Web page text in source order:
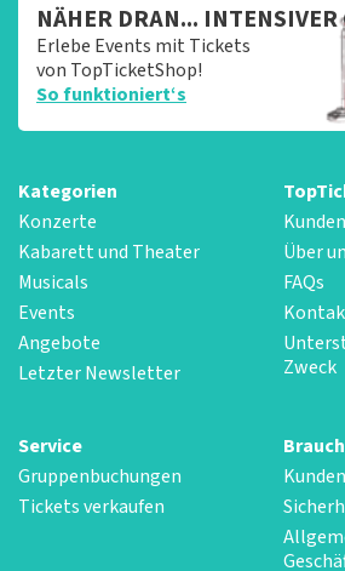
NÄHER DRAN... INTENSIVER
Erlebe Events mit Tickets
von TopTicketShop!
So funktioniert‘s
Kategorien
Konzerte
Kabarett und Theater
Musicals
Events
Angebote
Letzter Newsletter
Über
FAQs
Zweck
Service
Gruppenbuchungen
Tickets verkaufen